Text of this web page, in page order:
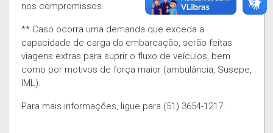
nos compromissos.
** Caso ocorra uma demanda que exceda a
capacidade de carga da embarcação, serão feitas
viagens extras para suprir o fluxo de veículos, bem
como por motivos de força maior (ambulância, Susepe,
IML).
Para mais informações, ligue para (51) 3654-1217.